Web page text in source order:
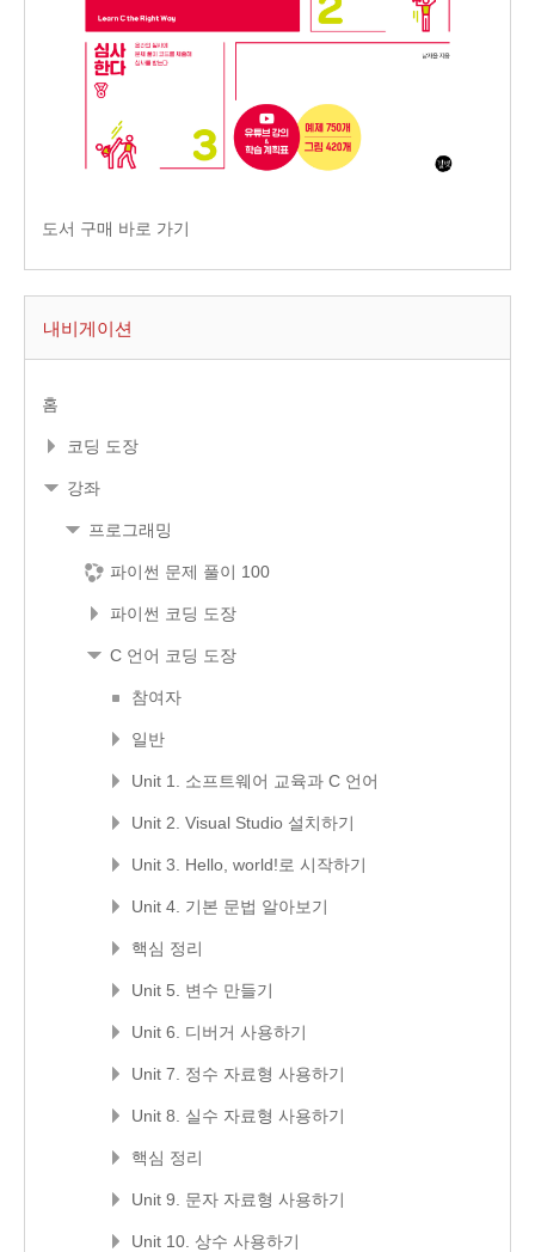
도서 구매 바로 가기
내비게이션
홈
코딩 도장
강좌
프로그래밍
파이썬 문제 풀이 100
파이썬 코딩 도장
C 언어 코딩 도장
참여자
일반
Unit 1. 소프트웨어 교육과 C 언어
Unit 2. Visual Studio 설치하기
Unit 3. Hello, world!로 시작하기
Unit 4. 기본 문법 알아보기
핵심 정리
Unit 5. 변수 만들기
Unit 6. 디버거 사용하기
Unit 7. 정수 자료형 사용하기
Unit 8. 실수 자료형 사용하기
핵심 정리
Unit 9. 문자 자료형 사용하기
Unit 10. 상수 사용하기